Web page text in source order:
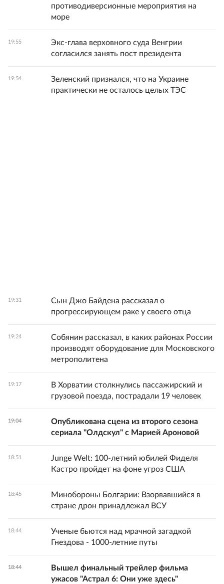
противодиверсионные мероприятия на
море
19:55
Экс-глава верховного суда Венгрии
согласился занять пост президента
19:54
Зеленский признался, что на Украине
практически не осталось целых ТЭС
19:31
Сын Джо Байдена рассказал о
прогрессирующем раке у своего отца
19:24
Собянин рассказал, в каких районах России
производят оборудование для Московского
метрополитена
19:17
В Хорватии столкнулись пассажирский и
грузовой поезда, пострадали 19 человек
19:04
Опубликована сцена из второго сезона
сериала "Олдскул" с Марией Ароновой
18:51
Junge Welt: 100-летний юбилей Фиделя
Кастро пройдет на фоне угроз США
18:45
Минобороны Болгарии: Взорвавшийся в
стране дрон принадлежал ВСУ
18:44
Ученые бьются над мрачной загадкой
Гнездова - 1000-летние путы
18:44
Вышел финальный трейлер фильма
ужасов "Астрал 6: Они уже здесь"